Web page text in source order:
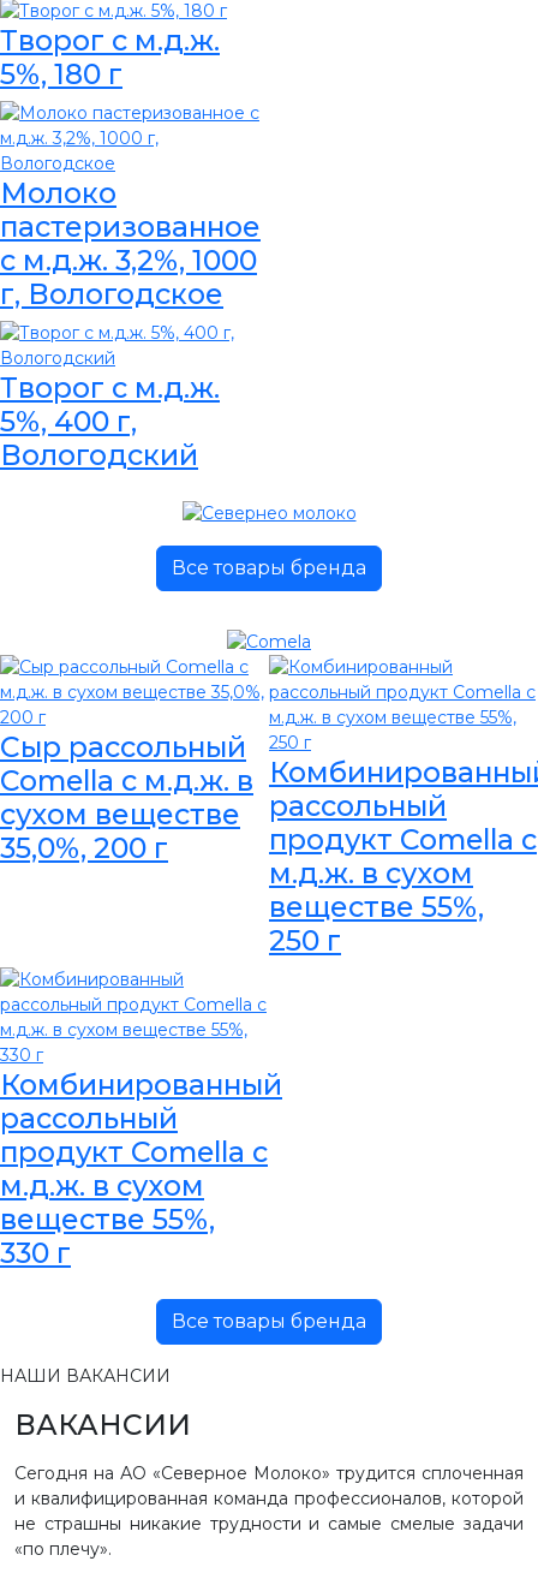
Творог с м.д.ж.
5%, 180 г
Молоко
пастеризованное
с м.д.ж. 3,2%, 1000
г, Вологодское
Творог с м.д.ж.
5%, 400 г,
Вологодский
Все товары бренда
Сыр рассольный
Comella с м.д.ж. в
сухом веществе
35,0%, 200 г
рассольный
продукт Comella с
м.д.ж. в сухом
веществе 55%,
250 г
Комбинированный
рассольный
продукт Comella с
м.д.ж. в сухом
веществе 55%,
330 г
Все товары бренда
НАШИ ВАКАНСИИ
ВАКАНСИИ
Сегодня на АО «Северное Молоко» трудится сплоченная
и квалифицированная команда профессионалов, которой
не страшны никакие трудности и самые смелые задачи
«по плечу».